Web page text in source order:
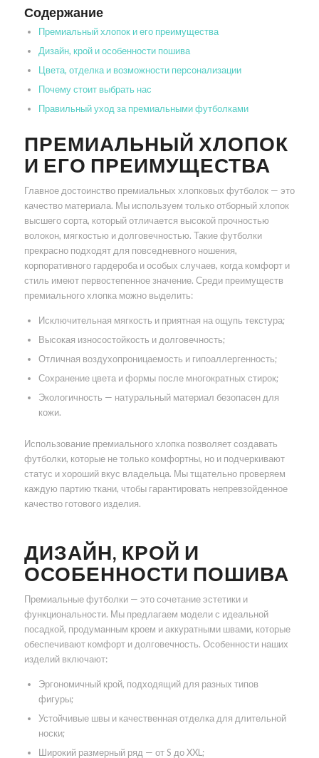
Содержание
Премиальный хлопок и его преимущества
Дизайн, крой и особенности пошива
Цвета, отделка и возможности персонализации
Почему стоит выбрать нас
Правильный уход за премиальными футболками
ПРЕМИАЛЬНЫЙ ХЛОПОК
И ЕГО ПРЕИМУЩЕСТВА
Главное достоинство премиальных хлопковых футболок — это
качество материала. Мы используем только отборный хлопок
высшего сорта, который отличается высокой прочностью
волокон, мягкостью и долговечностью. Такие футболки
прекрасно подходят для повседневного ношения,
корпоративного гардероба и особых случаев, когда комфорт и
стиль имеют первостепенное значение. Среди преимуществ
премиального хлопка можно выделить:
Исключительная мягкость и приятная на ощупь текстура;
Высокая износостойкость и долговечность;
Отличная воздухопроницаемость и гипоаллергенность;
Сохранение цвета и формы после многократных стирок;
Экологичность — натуральный материал безопасен для
кожи.
Использование премиального хлопка позволяет создавать
футболки, которые не только комфортны, но и подчеркивают
статус и хороший вкус владельца. Мы тщательно проверяем
каждую партию ткани, чтобы гарантировать непревзойденное
качество готового изделия.
ДИЗАЙН, КРОЙ И
ОСОБЕННОСТИ ПОШИВА
Премиальные футболки — это сочетание эстетики и
функциональности. Мы предлагаем модели с идеальной
посадкой, продуманным кроем и аккуратными швами, которые
обеспечивают комфорт и долговечность. Особенности наших
изделий включают:
Эргономичный крой, подходящий для разных типов
фигуры;
Устойчивые швы и качественная отделка для длительной
носки;
Широкий размерный ряд — от S до XXL;